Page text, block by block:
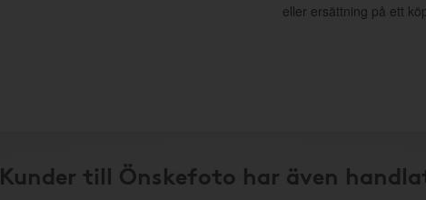
eller ersättning på ett
Kunder till Önskefoto har även